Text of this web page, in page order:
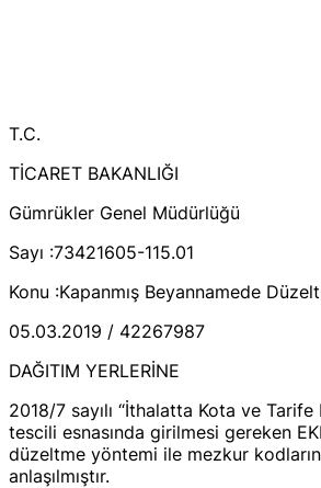
T.C.
TİCARET BAKANLIĞI
Gümrükler Genel Müdürlüğü
Sayı :73421605-115.01
Konu :Kapanmış Beyannamede
05.03.2019 / 42267987
DAĞITIM YERLERİNE
2018/7 sayılı “İthalatta Kota ve
tescili esnasında girilmesi gereken
düzeltme yöntemi ile mezkur
anlaşılmıştır.